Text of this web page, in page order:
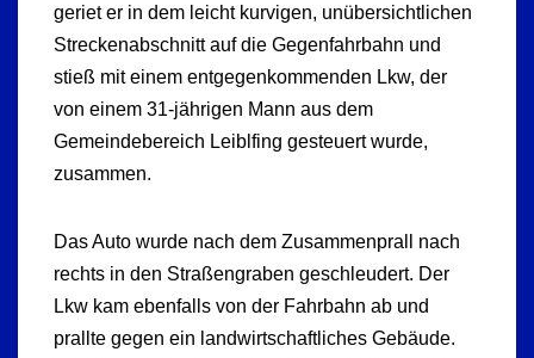
geriet er in dem leicht kurvigen, unübersichtlichen
Streckenabschnitt auf die Gegenfahrbahn und
stieß mit einem entgegenkommenden Lkw, der
von einem 31-jährigen Mann aus dem
Gemeindebereich Leiblfing gesteuert wurde,
zusammen.
Das Auto wurde nach dem Zusammenprall nach
rechts in den Straßengraben geschleudert. Der
Lkw kam ebenfalls von der Fahrbahn ab und
prallte gegen ein landwirtschaftliches Gebäude.